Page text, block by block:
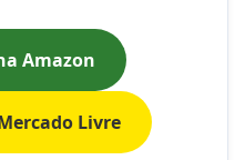
Amazon
Livre